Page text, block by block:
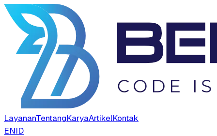
LayananTentangKaryaArtikelKontak
ENID